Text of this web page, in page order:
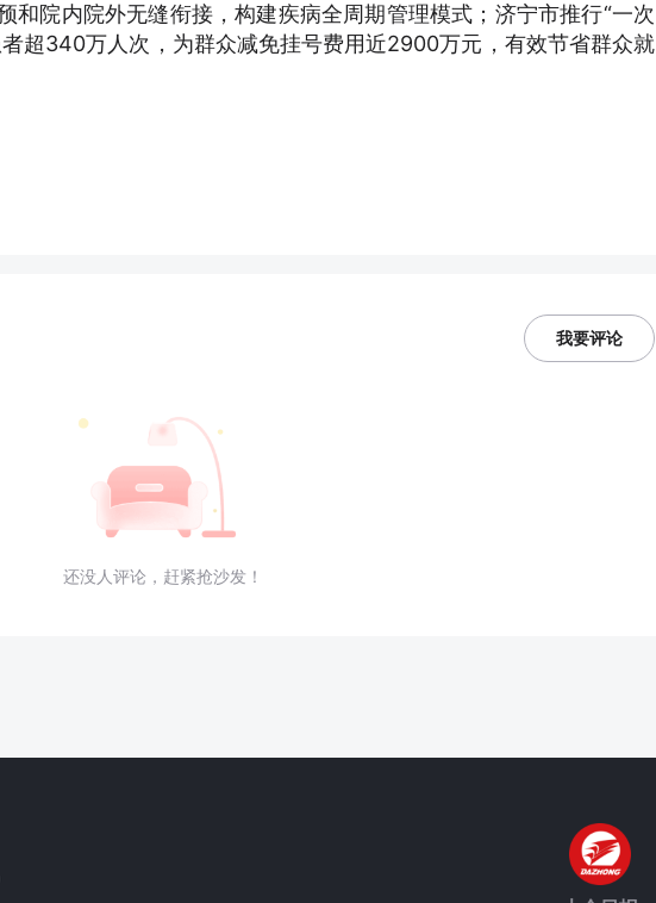
和院内院外无缝衔接，构建疾病全周期管理模式；济宁市推行“一次
超340万人次，为群众减免挂号费用近2900万元，有效节省群众就
我要评论
还没人评论，赶紧抢沙发！